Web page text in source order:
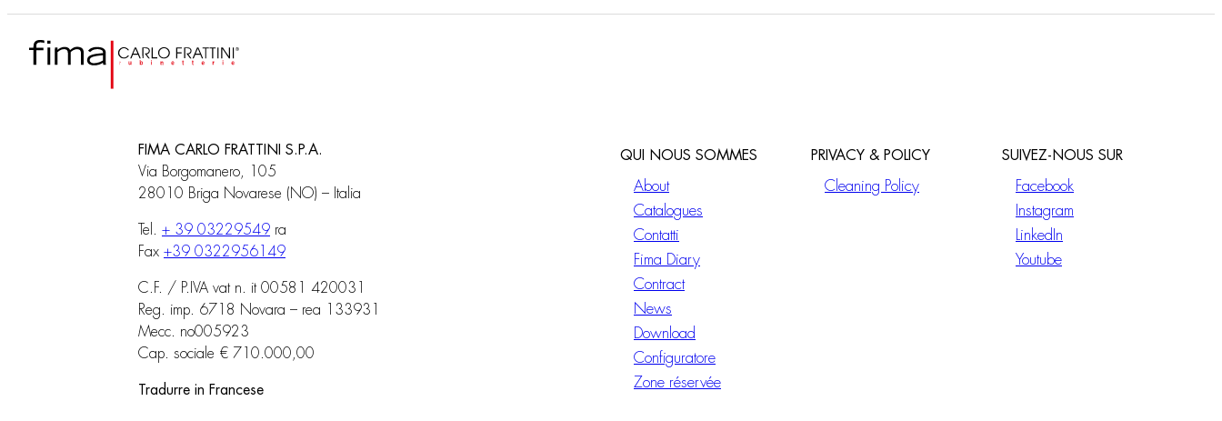
FIMA CARLO FRATTINI S.P.A.
Via Borgomanero, 105
28010 Briga Novarese (NO) – Italia
Tel. + 39 03229549 ra
Fax +39 0322956149
C.F. / P.IVA vat n. it 00581 420031
Reg. imp. 6718 Novara – rea 133931
Mecc. no005923
Cap. sociale € 710.000,00
Tradurre in Francese
QUI NOUS SOMMES
About
Catalogues
Contatti
Fima Diary
Contract
News
Download
Configuratore
Zone réservée
PRIVACY & POLICY
Cleaning Policy
SUIVEZ-NOUS SUR
Facebook
Instagram
LinkedIn
Youtube